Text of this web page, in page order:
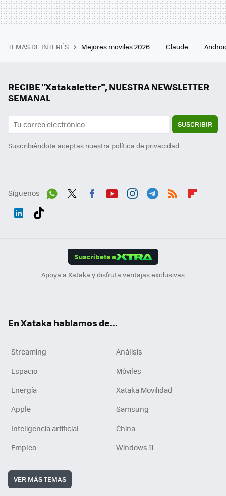
TEMAS DE INTERÉS Mejores moviles 2026 Claude
RECIBE "Xatakaletter", NUESTRA NEWSLETTER
SEMANAL
SUSCRIBIR
Suscribiéndote aceptas nuestra política de privacidad
Síguenos
Suscríbete a
Apoya a Xataka y disfruta ventajas exclusivas
En Xataka hablamos de...
Streaming
Análisis
Espacio
Móviles
Energía
Xataka Movilidad
Apple
Samsung
Inteligencia artificial
China
Empleo
Windows 11
VER MÁS TEMAS